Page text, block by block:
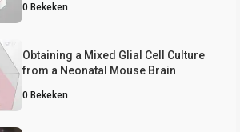
0 Bekeken
Obtaining a Mixed Glial Cell Culture
from a Neonatal Mouse Brain
0 Bekeken